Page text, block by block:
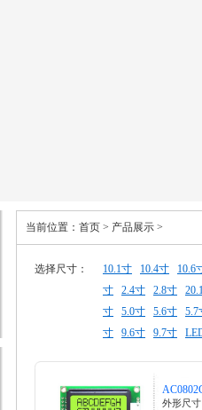
当前位置： 首页 > 产品展示 >
选择尺寸： 10.1寸 10.4寸
10.6
寸
2.4寸 2.8寸
寸
5.0寸 5.6寸
5.7
寸
9.6寸 9.7寸
外形尺